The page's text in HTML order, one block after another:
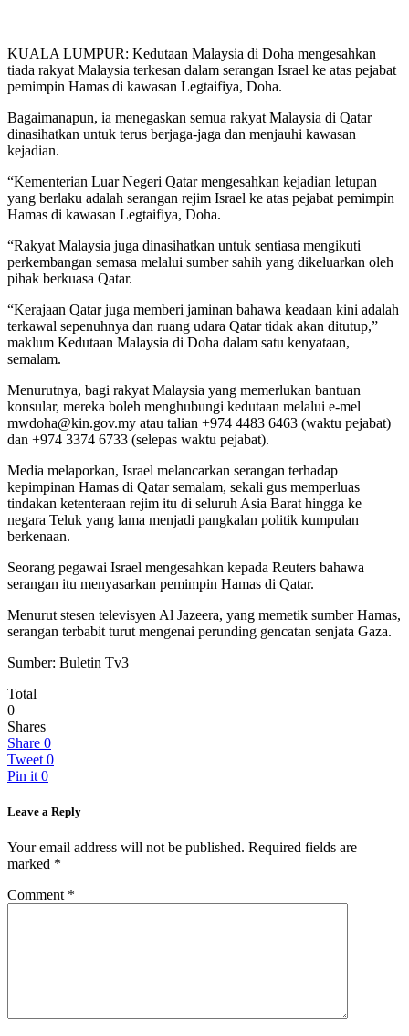
KUALA LUMPUR: Kedutaan Malaysia di Doha mengesahkan
tiada rakyat Malaysia terkesan dalam serangan Israel ke atas pejabat
pemimpin Hamas di kawasan Legtaifiya, Doha.
Bagaimanapun, ia menegaskan semua rakyat Malaysia di Qatar
dinasihatkan untuk terus berjaga-jaga dan menjauhi kawasan
kejadian.
“Kementerian Luar Negeri Qatar mengesahkan kejadian letupan
yang berlaku adalah serangan rejim Israel ke atas pejabat pemimpin
Hamas di kawasan Legtaifiya, Doha.
“Rakyat Malaysia juga dinasihatkan untuk sentiasa mengikuti
perkembangan semasa melalui sumber sahih yang dikeluarkan oleh
pihak berkuasa Qatar.
“Kerajaan Qatar juga memberi jaminan bahawa keadaan kini adalah
terkawal sepenuhnya dan ruang udara Qatar tidak akan ditutup,”
maklum Kedutaan Malaysia di Doha dalam satu kenyataan,
semalam.
Menurutnya, bagi rakyat Malaysia yang memerlukan bantuan
konsular, mereka boleh menghubungi kedutaan melalui e-mel
mwdoha@kin.gov.my atau talian +974 4483 6463 (waktu pejabat)
dan +974 3374 6733 (selepas waktu pejabat).
Media melaporkan, Israel melancarkan serangan terhadap
kepimpinan Hamas di Qatar semalam, sekali gus memperluas
tindakan ketenteraan rejim itu di seluruh Asia Barat hingga ke
negara Teluk yang lama menjadi pangkalan politik kumpulan
berkenaan.
Seorang pegawai Israel mengesahkan kepada Reuters bahawa
serangan itu menyasarkan pemimpin Hamas di Qatar.
Menurut stesen televisyen Al Jazeera, yang memetik sumber Hamas,
serangan terbabit turut mengenai perunding gencatan senjata Gaza.
Sumber: Buletin Tv3
Total
0
Shares
Share 0
Tweet 0
Pin it 0
Leave a Reply
Your email address will not be published. Required fields are
marked *
Comment *